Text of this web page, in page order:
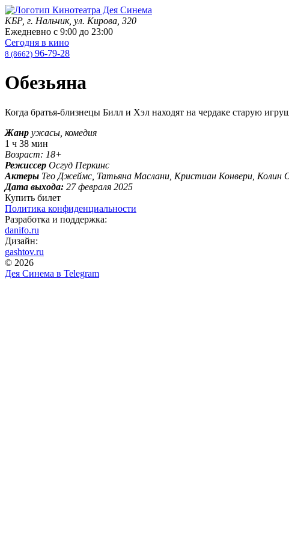
КБР, г. Нальчик, ул. Кирова, 320
Ежедневно с 9:00 до 23:00
Сегодня в кино
8 (8662) 96-79-28
Обезьяна
Когда братья-близнецы Билл и Хэл находят на чердаке старую
Жанр ужасы, комедия
1 ч 38 мин
Возраст: 18+
Режиссер Осгуд Перкинс
Актеры Тео Джеймс, Татьяна Маслани, Кристиан Конвери, Колин
Дата выхода: 27 февраля 2025
Купить билет
Политика конфиденциальности
Разработка и поддержка:
danifo.ru
Дизайн:
gashtov.ru
© 2026
Дея Синема в Telegram